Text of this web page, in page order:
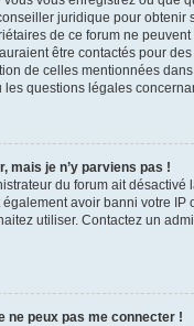
juridique pour obtenir
de ce forum ne peuvent
être contactés pour
de celles mentionnées
questions légales
mais je n’y parviens pas !
du forum ait désactivé
avoir banni votre IP
utiliser. Contactez un
ne peux pas me connecter !